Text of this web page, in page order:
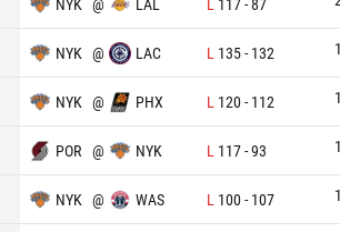
NYK @ LAC L 135- 132
NYK @ PHX L 120- 112
POR @ NYK L 117-93
NYK @ WAS L 100- 107